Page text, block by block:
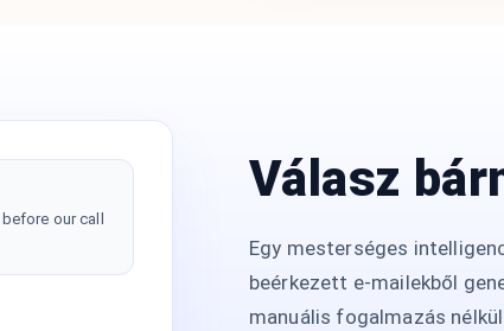
our call
Válasz
Egy mesterséges
beérkezett e-mailekből
manuális fogalmazás